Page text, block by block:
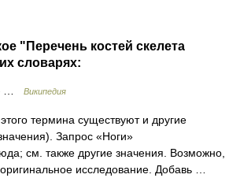
"Перечень костей скелета
словарях:
… Википедия
термина существуют и другие
Запрос «Ноги»
см. также другие значения. Возможно,
оригинальное исследование. Добавь …